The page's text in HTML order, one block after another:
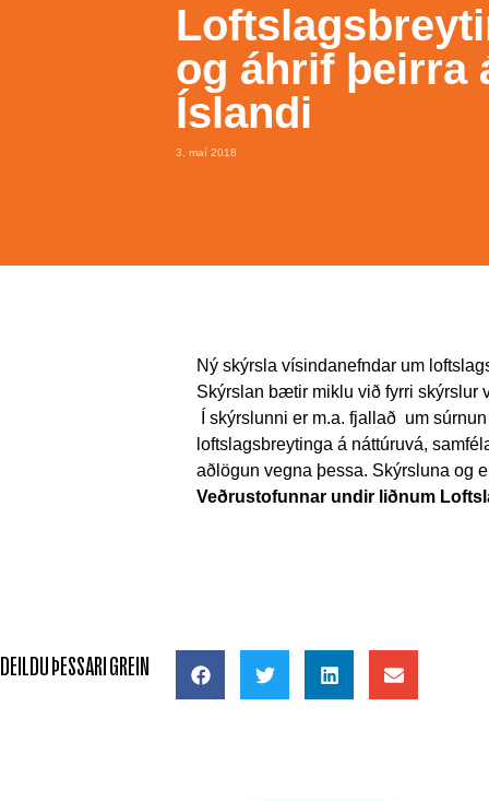
og áhrif þeirra
Íslandi
3. maí 2018
Ný skýrsla vísindanefndar um
Skýrslan bætir miklu við fyrri skýrslur
Í skýrslunni er m.a. fjallað um
loftslagsbreytinga á náttúruvá,
aðlögun vegna þessa. Skýrsluna og
Veðrustofunnar undir liðnum
DEILDU ÞESSARI GREIN